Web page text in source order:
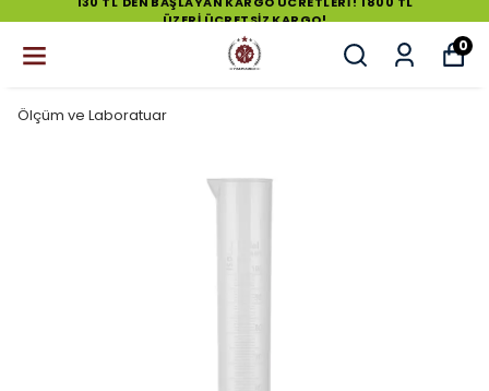
ÜZERİ ÜCRETSİZ KARGO!
0
Ölçüm ve Laboratuar